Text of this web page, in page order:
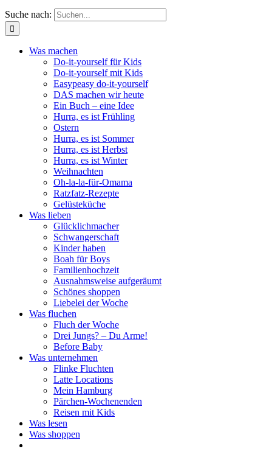
Suche nach:
Was machen
Do-it-yourself für Kids
Do-it-yourself mit Kids
Easypeasy do-it-yourself
DAS machen wir heute
Ein Buch – eine Idee
Hurra, es ist Frühling
Ostern
Hurra, es ist Sommer
Hurra, es ist Herbst
Hurra, es ist Winter
Weihnachten
Oh-la-la-für-Omama
Ratzfatz-Rezepte
Gelüsteküche
Was lieben
Glücklichmacher
Schwangerschaft
Kinder haben
Boah für Boys
Familienhochzeit
Ausnahmsweise aufgeräumt
Schönes shoppen
Liebelei der Woche
Was fluchen
Fluch der Woche
Drei Jungs? – Du Arme!
Before Baby
Was unternehmen
Flinke Fluchten
Latte Locations
Mein Hamburg
Pärchen-Wochenenden
Reisen mit Kids
Was lesen
Was shoppen